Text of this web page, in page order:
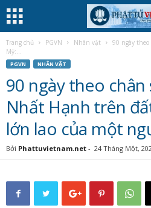
Trang chủ PGVN Nhân vật
90 ngày
Mỹ:...
PGVN NHÂN VẬT
90 ngày theo
Nhất Hạnh trên
lớn lao của một
Bởi Phattuvietnam.net - 24 Tháng Một,